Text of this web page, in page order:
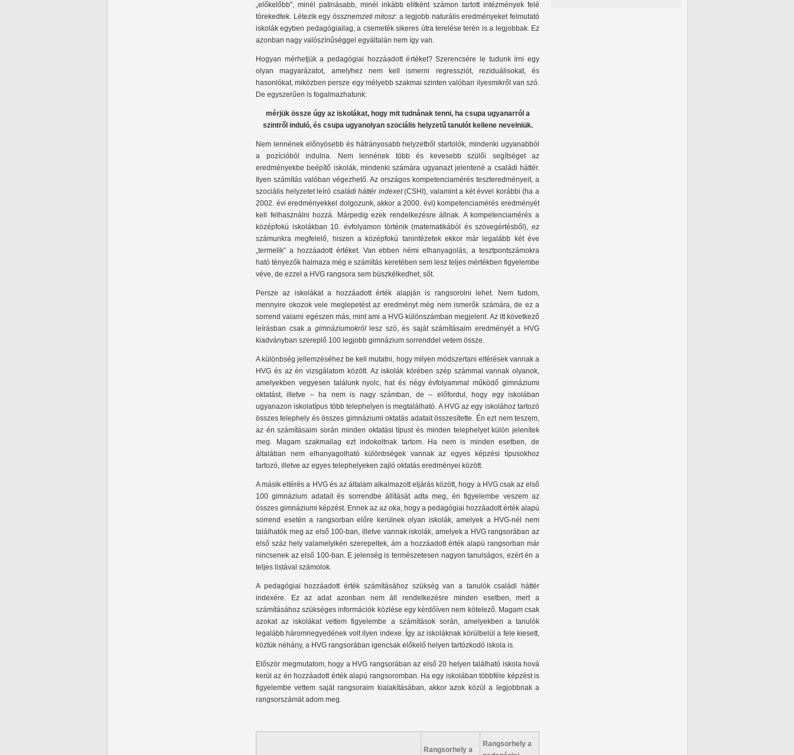
„előkelőbb”, minél patinásabb, minél inkább elitként számon tartott intézmények felé
törekedtek. Létezik egy össznemzeti mítosz: a legjobb naturális eredményeket felmutató
iskolák egyben pedagógiailag, a csemeték sikeres útra terelése terén is a legjobbak. Ez
azonban nagy valószínűséggel egyáltalán nem így van.
Hogyan mérhetjük a pedagógiai hozzáadott értéket? Szerencsére le tudunk írni egy
olyan magyarázatot, amelyhez nem kell ismerni regressziót, reziduálisokat, és
hasonlókat, miközben persze egy mélyebb szakmai szinten valóban ilyesmikről van szó.
De egyszerűen is fogalmazhatunk:
mérjük össze úgy az iskolákat, hogy mit tudnának tenni, ha csupa ugyanarról a
szintről induló, és csupa ugyanolyan szociális helyzetű tanulót kellene nevelniük.
Nem lennének előnyösebb és hátrányosabb helyzetből startolók, mindenki ugyanabból
a pozícióból indulna. Nem lennének több és kevesebb szülői segítséget az
eredményekbe beépítő iskolák, mindenki számára ugyanazt jelentené a családi háttér.
Ilyen számítás valóban végezhető. Az országos kompetenciamérés teszteredményeit, a
szociális helyzetet leíró családi háttér indexet(CSHI), valamint a két évvel korábbi (ha a
2002. évi eredményekkel dolgozunk, akkor a 2000. évi) kompetenciamérés eredményét
kell felhasználni hozzá. Márpedig ezek rendelkezésre állnak. A kompetenciamérés a
középfokú iskolákban 10. évfolyamon történik (matematikából és szövegértésből), ez
számunkra megfelelő, hiszen a középfokú tanintézetek ekkor már legalább két éve
„termelik” a hozzáadott értéket. Van ebben némi elhanyagolás, a tesztpontszámokra
ható tényezők halmaza még e számítás keretében sem lesz teljes mértékben figyelembe
véve, de ezzel a HVG rangsora sem büszkélkedhet, sőt.
Persze az iskolákat a hozzáadott érték alapján is rangsorolni lehet. Nem tudom,
mennyire okozok vele meglepetést az eredményt még nem ismerők számára, de ez a
sorrend valami egészen más, mint ami a HVG különszámban megjelent. Az itt következő
leírásban csak a gimnáziumokróllesz szó, és saját számításaim eredményét a HVG
kiadványban szereplő 100 legjobb gimnázium sorrenddel vetem össze.
A különbség jellemzéséhez be kell mutatni, hogy milyen módszertani eltérések vannak a
HVG és az én vizsgálatom között. Az iskolák körében szép számmal vannak olyanok,
amelyekben vegyesen találunk nyolc, hat és négy évfolyammal működő gimnáziumi
oktatást, illetve – ha nem is nagy számban, de – előfordul, hogy egy iskolában
ugyanazon iskolatípus több telephelyen is megtalálható. A HVG az egy iskolához tartozó
összes telephely és összes gimnáziumi oktatás adatait összesítette. Én ezt nem teszem,
az én számításaim során minden oktatási típust és minden telephelyet külön jelenítek
meg. Magam szakmailag ezt indokoltnak tartom. Ha nem is minden esetben, de
általában nem elhanyagolható különbségek vannak az egyes képzési típusokhoz
tartozó, illetve az egyes telephelyeken zajló oktatás eredményei között.
A másik eltérés a HVG és az általam alkalmazott eljárás között, hogy a HVG csak az első
100 gimnázium adatait és sorrendbe állítását adta meg, én figyelembe veszem az
összes gimnáziumi képzést. Ennek az az oka, hogy a pedagógiai hozzáadott érték alapú
sorrend esetén a rangsorban előre kerülnek olyan iskolák, amelyek a HVG-nél nem
találhatók meg az első 100-ban, illetve vannak iskolák, amelyek a HVG rangsorában az
első száz hely valamelyikén szerepeltek, ám a hozzáadott érték alapú rangsorban már
nincsenek az első 100-ban. E jelenség is természetesen nagyon tanulságos, ezért én a
teljes listával számolok.
A pedagógiai hozzáadott érték számításához szükség van a tanulók családi háttér
indexére. Ez az adat azonban nem áll rendelkezésre minden esetben, mert a
számításához szükséges információk közlése egy kérdőíven nem kötelező. Magam csak
azokat az iskolákat vettem figyelembe a számítások során, amelyekben a tanulók
legalább háromnegyedének volt ilyen indexe. Így az iskoláknak körülbelül a fele kiesett,
köztük néhány, a HVG rangsorában igencsak előkelő helyen tartózkodó iskola is.
Először megmutatom, hogy a HVG rangsorában az első 20 helyen található iskola hová
kerül az én hozzáadott érték alapú rangsoromban. Ha egy iskolában többféle képzést is
figyelembe vettem saját rangsoraim kialakításában, akkor azok közül a legjobbnak a
rangsorszámát adom meg.
Rangsorhely a
Rangsorhely a